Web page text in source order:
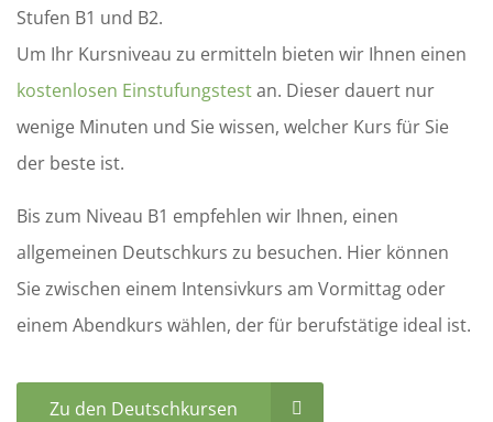
Stufen B1 und B2.
Um Ihr Kursniveau zu ermitteln bieten wir Ihnen einen
kostenlosen Einstufungstestan. Dieser dauert nur
wenige Minuten und Sie wissen, welcher Kurs für Sie
der beste ist.
Bis zum Niveau B1 empfehlen wir Ihnen, einen
allgemeinen Deutschkurs zu besuchen. Hier können
Sie zwischen einem Intensivkurs am Vormittag oder
einem Abendkurs wählen, der für berufstätige ideal ist.
Zu den Deutschkursen